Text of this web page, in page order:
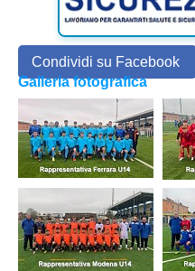
Condividi su Facebook
Galleria fotografica